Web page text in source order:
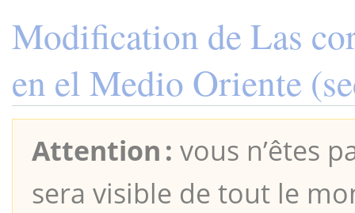
Modification deLas
en el Medio Oriente
Attention : vous n’êtes
sera visible de tout le